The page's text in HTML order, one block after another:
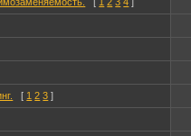
[ 1 2 3 ]